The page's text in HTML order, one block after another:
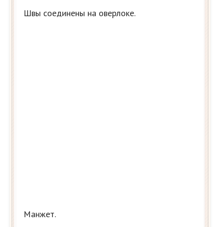
Швы соединены на оверлоке.
Манжет.